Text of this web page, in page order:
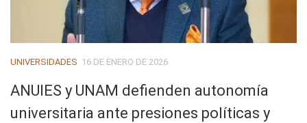
UNIVERSIDADES 16 DE ENERO DE 2026
ANUIES y UNAM defienden autonomía
universitaria ante presiones políticas y